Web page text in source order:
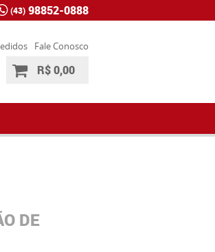
(43) 98852-0888
Fale Conosco
R$ 0,00
DE